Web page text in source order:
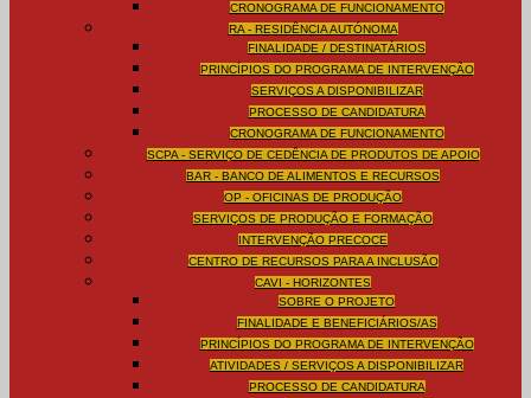
CRONOGRAMA DE FUNCIONAMENTO
RA - RESIDÊNCIA AUTÓNOMA
FINALIDADE / DESTINATÁRIOS
PRINCÍPIOS DO PROGRAMA DE INTERVENÇÃO
SERVIÇOS A DISPONIBILIZAR
PROCESSO DE CANDIDATURA
CRONOGRAMA DE FUNCIONAMENTO
SCPA - SERVIÇO DE CEDÊNCIA DE PRODUTOS DE APOIO
BAR - BANCO DE ALIMENTOS E RECURSOS
OP - OFICINAS DE PRODUÇÃO
SERVIÇOS DE PRODUÇÃO E FORMAÇÃO
INTERVENÇÃO PRECOCE
CENTRO DE RECURSOS PARA A INCLUSÃO
CAVI - HORIZONTES
SOBRE O PROJETO
FINALIDADE E BENEFICIÁRIOS/AS
PRINCÍPIOS DO PROGRAMA DE INTERVENÇÃO
ATIVIDADES / SERVIÇOS A DISPONIBILIZAR
PROCESSO DE CANDIDATURA